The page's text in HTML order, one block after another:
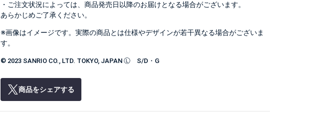
・ご注文状況によっては、商品発売日以降のお届けとなる場合がございます。
あらかじめご了承ください。
※画像はイメージです。実際の商品とは仕様やデザインが若干異なる場合がございま
す。
© 2023 SANRIO CO., LTD. TOKYO, JAPAN Ⓛ S/D・G
商品をシェアする